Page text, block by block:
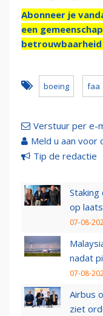
Abonneer je
een
boeing faa
Verstuur per e-
Meld u aan voor
Tip de redactie
Staking
op
07-08-
nadat
07-08-
Airbus
ziet